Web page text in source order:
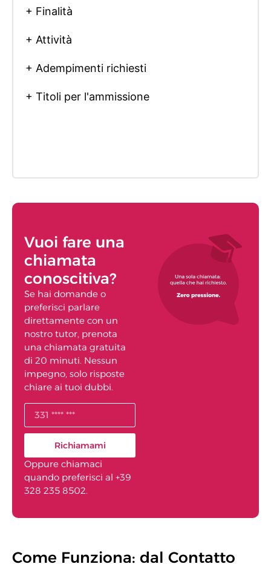
+ Finalità
+ Attività
+ Adempimenti richiesti
+ Titoli per l'ammissione
Vuoi fare una
chiamata
conoscitiva?
Se hai domande o
preferisci parlare
direttamente con un
nostro tutor, prenota
una chiamata gratuita
di 20 minuti. Nessun
impegno, solo risposte
chiare ai tuoi dubbi.
Richiamami
Oppure chiamaci
quando preferisci al +39
328 235 8502.
Come Funziona: dal Contatto